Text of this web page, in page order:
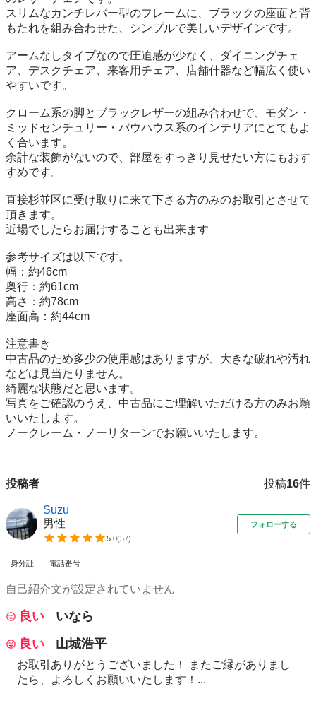
スリムなカンチレバー型のフレームに、ブラックの座面と背
もたれを組み合わせた、シンプルで美しいデザインです。
アームなしタイプなので圧迫感が少なく、ダイニングチェ
ア、デスクチェア、来客用チェア、店舗什器など幅広く使い
やすいです。
クローム系の脚とブラックレザーの組み合わせで、モダン・
ミッドセンチュリー・バウハウス系のインテリアにとてもよ
く合います。
余計な装飾がないので、部屋をすっきり見せたい方にもおす
すめです。
直接杉並区に受け取りに来て下さる方のみのお取引とさせて
頂きます。
近場でしたらお届けすることも出来ます
参考サイズは以下です。
幅：約46cm
奥行：約61cm
高さ：約78cm
座面高：約44cm
注意書き
中古品のため多少の使用感はありますが、大きな破れや汚れ
などは見当たりません。
綺麗な状態だと思います。
写真をご確認のうえ、中古品にご理解いただける方のみお願
いいたします。
ノークレーム・ノーリターンでお願いいたします。
投稿者 投稿16件
Suzu
男性
5.0(57)
フォローする
身分証 電話番号
自己紹介文が設定されていません
良い
いなら
良い
山城浩平
お取引ありがとうございました！ またご縁がありまし
たら、よろしくお願いいたします！...